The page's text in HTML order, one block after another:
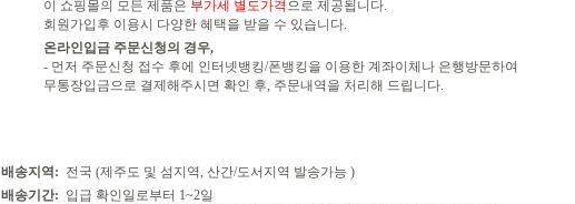
이 쇼핑몰의 모든 제품은 부가세 별도가격 으로 제공됩니다.
회원가입후 이용시 다양한 혜택을 받을 수 있습니다.
온라인입금 주문신청의 경우,
- 먼저 주문신청 접수 후에 인터넷뱅킹/폰뱅킹을 이용한 계좌이체나 은행방문하여
무통장입금으로 결제해주시면 확인 후, 주문내역을 처리해 드립니다.
배송지역: 전국 (제주도 및 섬지역, 산간/도서지역 발송가능 )
배송기간: 입급 확인일로부터 1~2일